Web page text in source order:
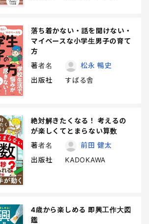
落ち着かない・話を聞けない・
マイペースな小学生男子の育て
方
著者名
松永 暢史
出版社
すばる舎
絶対解きたくなる！ 考えるの
が楽しくてとまらない算数
著者名
前田 健太
出版社
KADOKAWA
4歳から楽しめる 即興工作大図
鑑